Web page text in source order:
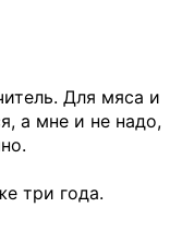
Для мяса и
а мне и не надо,
три года.